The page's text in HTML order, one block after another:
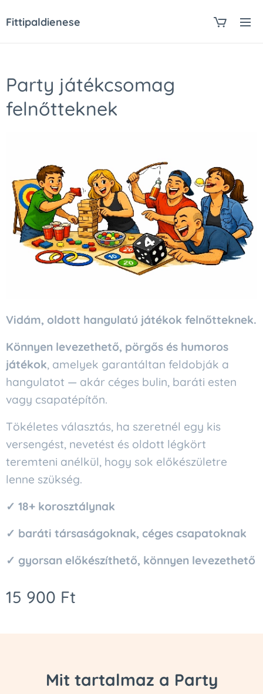
Fittipaldienese
Party játékcsomag
felnőtteknek
Vidám, oldott hangulatú játékok felnőtteknek.
Könnyen levezethető, pörgős és humoros
játékok, amelyek garantáltan feldobják a
hangulatot — akár céges bulin, baráti esten
vagy csapatépítőn.
Tökéletes választás, ha szeretnél egy kis
versengést, nevetést és oldott légkört
teremteni anélkül, hogy sok előkészületre
lenne szükség.
✓ 18+ korosztálynak
✓ baráti társaságoknak, céges csapatoknak
✓ gyorsan előkészíthető, könnyen levezethető
15 900 Ft
Mit tartalmaz a Party